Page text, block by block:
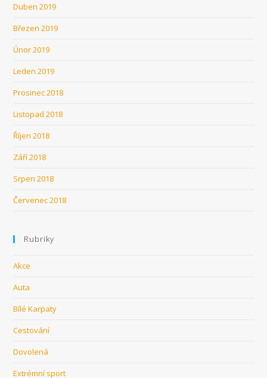
Duben 2019
Březen 2019
Únor 2019
Leden 2019
Prosinec 2018
Listopad 2018
Říjen 2018
Září 2018
Srpen 2018
Červenec 2018
Rubriky
Akce
Auta
Bílé Karpaty
Cestování
Dovolená
Extrémní sport